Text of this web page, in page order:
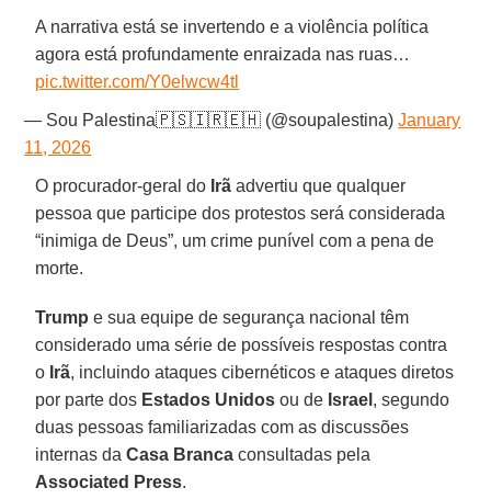
A narrativa está se invertendo e a violência política
agora está profundamente enraizada nas ruas…
pic.twitter.com/Y0elwcw4tl
— Sou Palestina🇵🇸🇮🇷🇪🇭 (@soupalestina)January
11, 2026
O procurador-geral do Irã advertiu que qualquer
pessoa que participe dos protestos será considerada
“inimiga de Deus”, um crime punível com a pena de
morte.
Trump e sua equipe de segurança nacional têm
considerado uma série de possíveis respostas contra
o Irã, incluindo ataques cibernéticos e ataques diretos
por parte dos Estados Unidos ou de Israel , segundo
duas pessoas familiarizadas com as discussões
internas daCasa Branca consultadas pela
Associated Press.